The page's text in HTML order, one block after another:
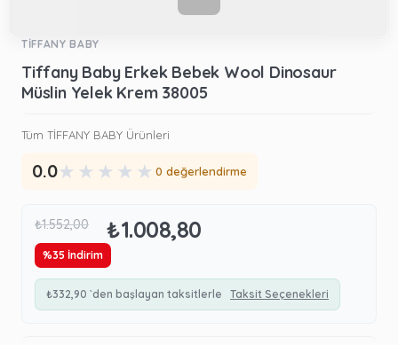
TİFFANY BABY
Tiffany Baby Erkek Bebek Wool Dinosaur
Müslin Yelek Krem 38005
Tüm TİFFANY BABY Ürünleri
0.0★ ★ ★ ★ ★ 0 değerlendirme
₺1.552,00 ₺1.008,80
%35 İndirim
₺332,90 `den başlayan taksitlerle Taksit Seçenekleri